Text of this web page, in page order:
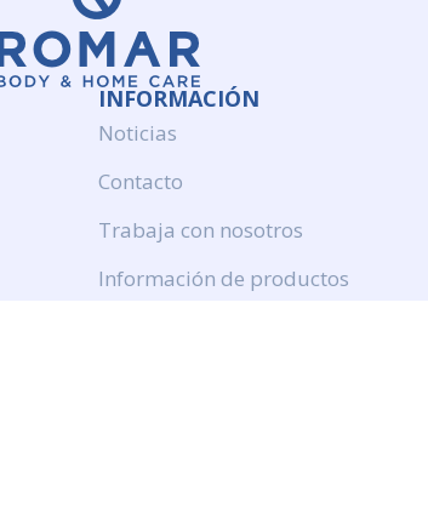
INFORMACIÓN
Noticias
Contacto
Trabaja con nosotros
Información de productos